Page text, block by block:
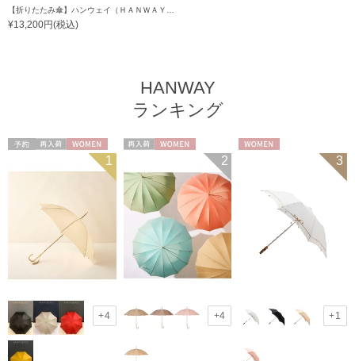
¥13,200円(税込)
HANWAY
ランキング
WOMEN 1
+4
2
+4
3
+1